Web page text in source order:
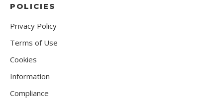
POLICIES
Privacy Policy
Terms of Use
Cookies
Information
Compliance